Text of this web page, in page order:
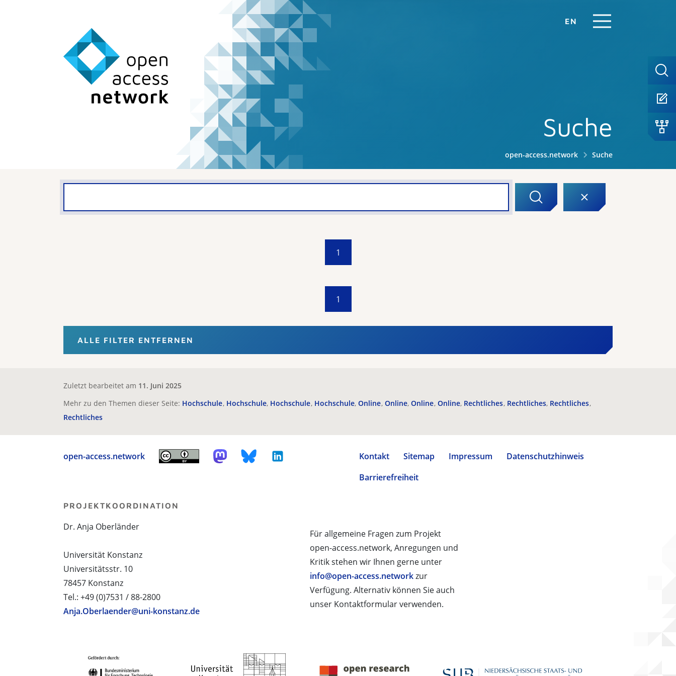
EN
Suche
open-access.network Suche
1
1
ALLE FILTER ENTFERNEN
Zuletzt bearbeitet am 11. Juni 2025
Mehr zu den Themen dieser Seite: Hochschule Hochschule Hochschule Hochschule Online Online Online Online Rechtliches Rechtliches Rechtliches
Rechtliches
open-access.network Kontakt Sitemap Impressum
Datenschutzhinweis
Barrierefreiheit
Für allgemeine Fragen zum Projekt
open-access.network, Anregungen und
Kritik stehen wir Ihnen gerne unter
info@open-access.networkzur
Verfügung. Alternativ können Sie auch
unser Kontaktformular verwenden.
PROJEKTKOORDINATION
Dr. Anja Oberländer
Universität Konstanz
Universitätsstr. 10
78457 Konstanz
Tel.: +49 (0)7531 / 88-2800
Anja.Oberlaender@uni-konstanz.de